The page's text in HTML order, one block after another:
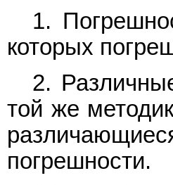
1.
которых
2.
той же
погрешности.